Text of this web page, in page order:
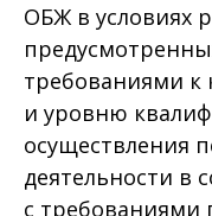
ОБЖ в условиях
требованиями к
и уровню
осуществления
деятельности в
с требованиями